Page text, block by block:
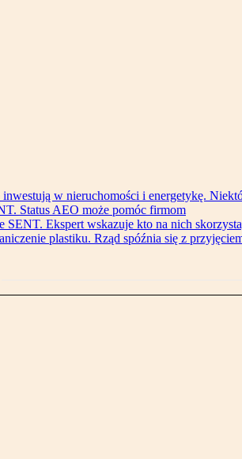
w nieruchomości i energetykę.
Status AEO może pomóc firmom
SENT. Ekspert wskazuje kto na nich
plastiku. Rząd spóźnia się z